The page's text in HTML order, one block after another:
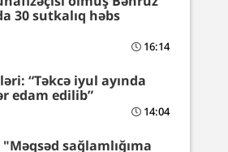
30 sutkalıq həbs
16:14
“Təkcə iyul ayında
edam edilib”
14:04
sağlamlığıma